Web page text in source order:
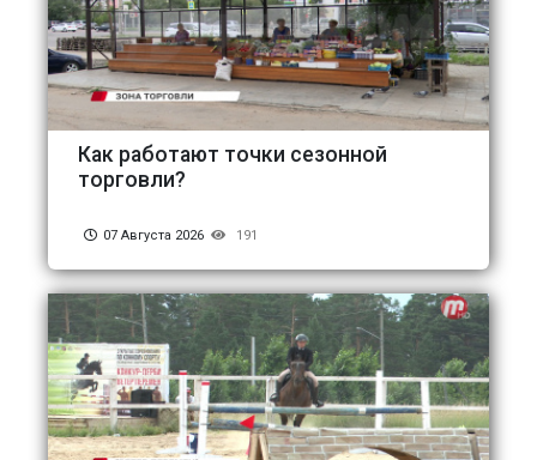
Как работают точки сезонной
торговли?
07 Августа 2026 191